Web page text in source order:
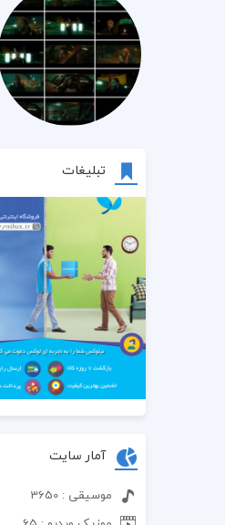
تبلیغات
آمار سایت
موسیقی : 3650